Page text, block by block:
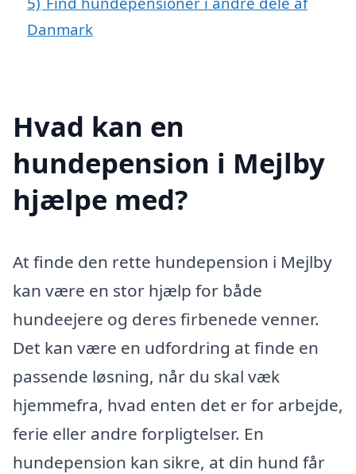
Danmark
Hvad kan en
hundepension i Mejlby
hjælpe med?
At finde den rette hundepension i Mejlby
kan være en stor hjælp for både
hundeejere og deres firbenede venner.
Det kan være en udfordring at finde en
passende løsning, når du skal væk
hjemmefra, hvad enten det er for arbejde,
ferie eller andre forpligtelser. En
hundepension kan sikre, at din hund får